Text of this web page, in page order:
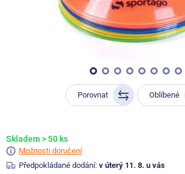
Skladem > 50 ks
Možnosti doručení
Předpokládané dodání: v úterý 11. 8. u vás
Porovnat Oblíbené